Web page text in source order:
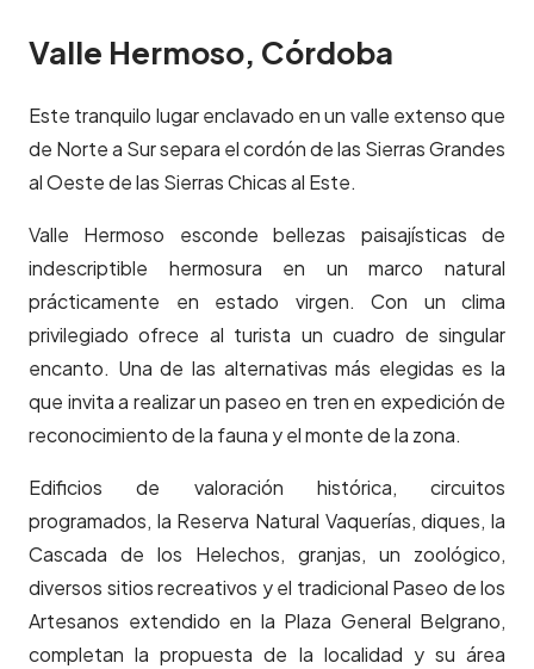
Valle Hermoso, Córdoba
Este tranquilo lugar enclavado en un valle extenso que
de Norte a Sur separa el cordón de las Sierras Grandes
al Oeste de las Sierras Chicas al Este.
Valle Hermoso esconde bellezas paisajísticas de
indescriptible hermosura en un marco natural
prácticamente en estado virgen. Con un clima
privilegiado ofrece al turista un cuadro de singular
encanto. Una de las alternativas más elegidas es la
que invita a realizar un paseo en tren en expedición de
reconocimiento de la fauna y el monte de la zona.
Edificios de valoración histórica, circuitos
programados, la Reserva Natural Vaquerías, diques, la
Cascada de los Helechos, granjas, un zoológico,
diversos sitios recreativos y el tradicional Paseo de los
Artesanos extendido en la Plaza General Belgrano,
completan la propuesta de la localidad y su área